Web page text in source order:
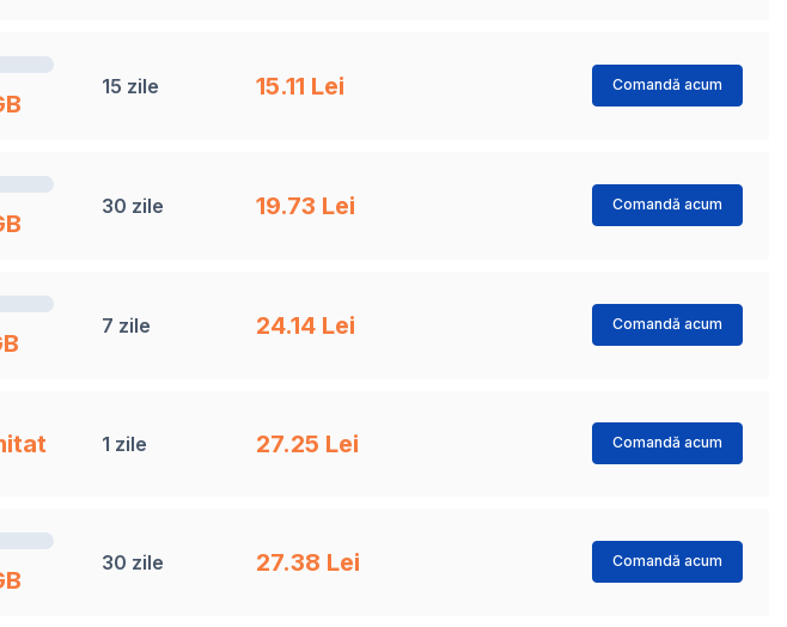
15 zile 15.11 Lei Comandă acum
30 zile 19.73 Lei Comandă acum
7 zile 24.14 Lei Comandă acum
1 zile 27.25 Lei Comandă acum
30 zile 27.38 Lei Comandă acum